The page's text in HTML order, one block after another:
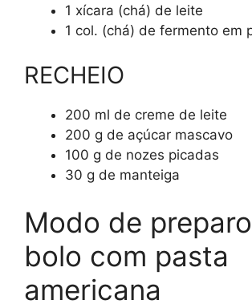
1 xícara (chá) de leite
1 col. (chá) de fermento em
RECHEIO
200 ml de creme de leite
200 g de açúcar mascavo
100 g de nozes picadas
30 g de manteiga
Modo de
bolo com pasta
americana